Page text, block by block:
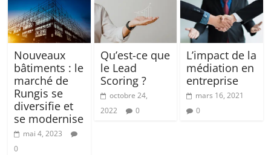
Nouveaux
bâtiments : le
marché de
Rungis se
diversifie et
se modernise
mai 4, 2023
0
Qu’est-ce que
le Lead
Scoring ?
octobre 24,
2022
0
L’impact de la
médiation en
entreprise
mars 16, 2021
0